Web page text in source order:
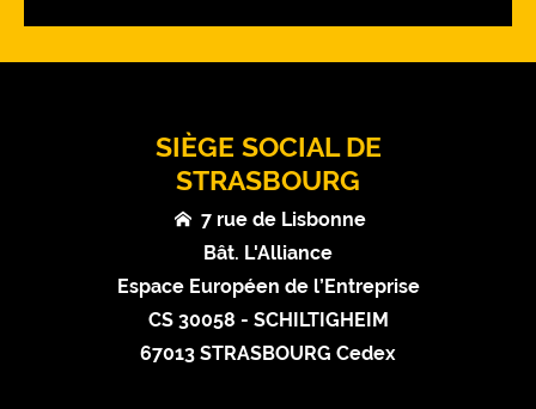
SIÈGE SOCIAL DE
STRASBOURG
7 rue de Lisbonne
Bât. L'Alliance
Espace Européen de l’Entreprise
CS 30058 - SCHILTIGHEIM
67013 STRASBOURG Cedex